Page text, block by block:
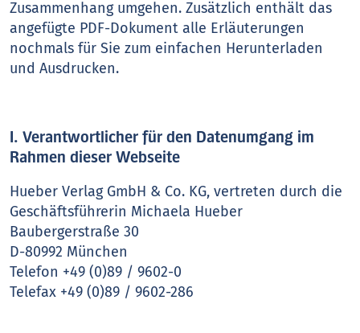
Zusammenhang umgehen. Zusätzlich enthält das
angefügte PDF-Dokument alle Erläuterungen
nochmals für Sie zum einfachen Herunterladen
und Ausdrucken.
I. Verantwortlicher für den Datenumgang im
Rahmen dieser Webseite
Hueber Verlag GmbH & Co. KG, vertreten durch die
Geschäftsführerin Michaela Hueber
Baubergerstraße 30
D-80992 München
Telefon +49 (0)89 / 9602-0
Telefax +49 (0)89 / 9602-286